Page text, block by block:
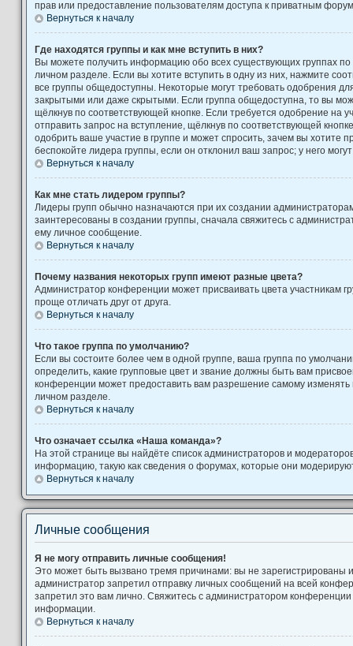
прав или предоставление пользователям доступа к приватным
Вернуться к началу
Где находятся группы и как мне вступить в них?
Вы можете получить информацию обо всех существующих группах
личном разделе. Если вы хотите вступить в одну из них, нажмите
все группы общедоступны. Некоторые могут требовать одобрения
закрытыми или даже скрытыми. Если группа общедоступна, то вы
щёлкнув по соответствующей кнопке. Если требуется одобрение на
отправить запрос на вступление, щёлкнув по соответствующей
одобрить ваше участие в группе и может спросить, зачем вы хотите
беспокойте лидера группы, если он отклонил ваш запрос; у него
Вернуться к началу
Как мне стать лидером группы?
Лидеры групп обычно назначаются при их создании
заинтересованы в создании группы, сначала свяжитесь с
ему личное сообщение.
Вернуться к началу
Почему названия некоторых групп имеют разные цвета?
Администратор конференции может присваивать цвета участникам
проще отличать друг от друга.
Вернуться к началу
Что такое группа по умолчанию?
Если вы состоите более чем в одной группе, ваша группа по
определить, какие групповые цвет и звание должны быть вам
конференции может предоставить вам разрешение самому изменять
личном разделе.
Вернуться к началу
Что означает ссылка «Наша команда»?
На этой странице вы найдёте список администраторов и
информацию, такую как сведения о форумах, которые они
Вернуться к началу
Личные сообщения
Я не могу отправить личные сообщения!
Это может быть вызвано тремя причинами: вы не
администратор запретил отправку личных сообщений на всей
запретил это вам лично. Свяжитесь с администратором
информации.
Вернуться к началу